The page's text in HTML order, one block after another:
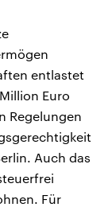
entlastet
Euro
Regelungen
​Auch das
Für